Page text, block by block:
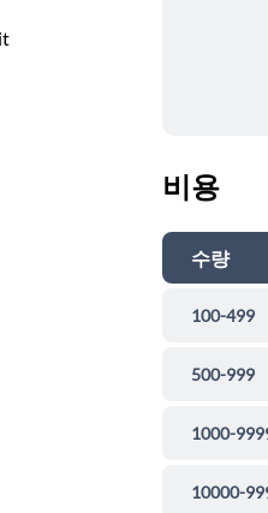
비용
수량
100-499
500-999
1000-
10000-